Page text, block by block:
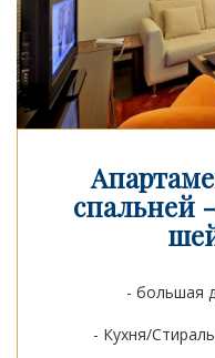
спальней
- большая
- Кухня/